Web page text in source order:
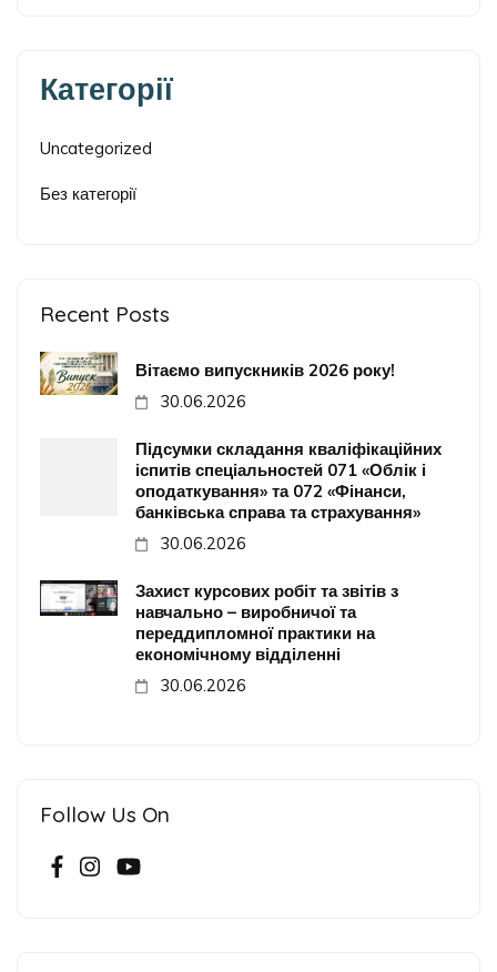
Категорії
Uncategorized
Без категорії
Recent Posts
Вітаємо випускників 2026 року!
30.06.2026
Підсумки складання кваліфікаційних
іспитів спеціальностей 071 «Облік і
оподаткування» та 072 «Фінанси,
банківська справа та страхування»
30.06.2026
Захист курсових робіт та звітів з
навчально – виробничої та
переддипломної практики на
економічному відділенні
30.06.2026
Follow Us On